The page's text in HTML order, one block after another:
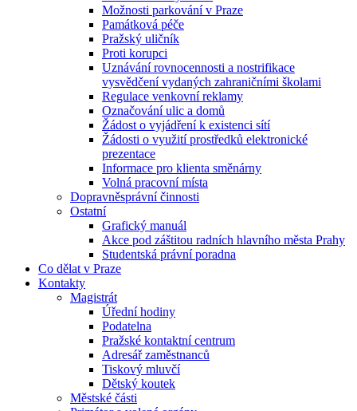
Možnosti parkování v Praze
Památková péče
Pražský uličník
Proti korupci
Uznávání rovnocennosti a nostrifikace
vysvědčení vydaných zahraničními školami
Regulace venkovní reklamy
Označování ulic a domů
Žádost o vyjádření k existenci sítí
Žádosti o využití prostředků elektronické
prezentace
Informace pro klienta směnárny
Volná pracovní místa
Dopravněsprávní činnosti
Ostatní
Grafický manuál
Akce pod záštitou radních hlavního města Prahy
Studentská právní poradna
Co dělat v Praze
Kontakty
Magistrát
Úřední hodiny
Podatelna
Pražské kontaktní centrum
Adresář zaměstnanců
Tiskový mluvčí
Dětský koutek
Městské části